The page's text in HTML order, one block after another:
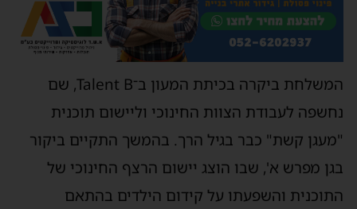
המשלחת ביקרה בכיתת המעון ב־Talent B, שם
נחשפה לעבודת הצוות החינוכי וליישום תוכנית
"מעגן קשת" כבר בגיל הרך. בהמשך התקיים ביקור
בגן מפרש א', שבו הוצג יישום הרצף החינוכי של
התוכנית והשפעתו על קידום הילדים בהתאם